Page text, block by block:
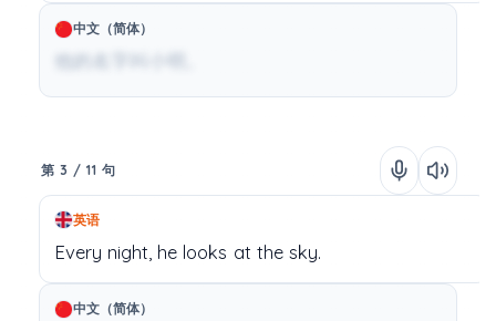
中文（简体）
他的名字叫小明。
第 3 / 11 句
英语
Every night, he looks at the sky.
中文（简体）